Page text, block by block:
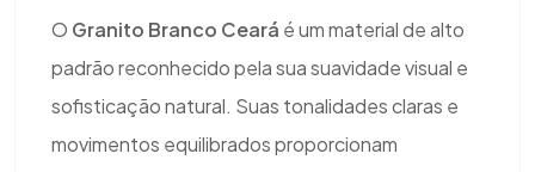
O Granito Branco Ceará é um material de alto
padrão reconhecido pela sua suavidade visual e
sofisticação natural. Suas tonalidades claras e
movimentos equilibrados proporcionam